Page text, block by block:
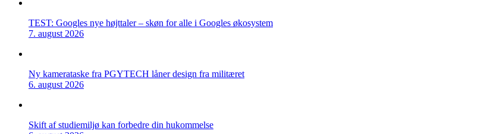
TEST: Googles nye højttaler – skøn for alle i Googles økosystem
7. august 2026
Ny kamerataske fra PGYTECH låner design fra militæret
6. august 2026
Skift af studiemiljø kan forbedre din hukommelse